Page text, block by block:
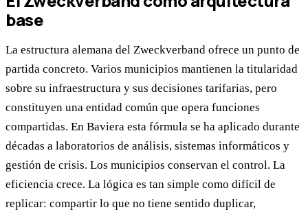
base
La estructura alemana del Zweckverband ofrece un punto de
partida concreto. Varios municipios mantienen la titularidad
sobre su infraestructura y sus decisiones tarifarias, pero
constituyen una entidad común que opera funciones
compartidas. En Baviera esta fórmula se ha aplicado durante
décadas a laboratorios de análisis, sistemas informáticos y
gestión de crisis. Los municipios conservan el control. La
eficiencia crece. La lógica es tan simple como difícil de
replicar: compartir lo que no tiene sentido duplicar,